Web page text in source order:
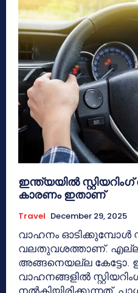
ഇന്ത്യയിൽ
കാരണം ഇതാണ്
Travel December 29, 2025
വാഹനം ഓടിക്കുമ്പോൾ
വലതുവശത്താണ്.
അങ്ങനെയല്ല കേട്ടോ.
വാഹനങ്ങളില്‍
നൽകിയിരിക്കുന്നത്.